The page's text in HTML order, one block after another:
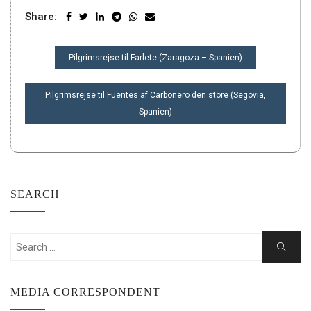
Share:
INDLÆGSNAVIGATION
Pilgrimsrejse til Farlete (Zaragoza – Spanien)
Pilgrimsrejse til Fuentes af Carbonero den store (Segovia,
Spanien)
SEARCH
Search
Search
MEDIA CORRESPONDENT